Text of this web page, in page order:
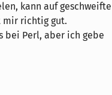
kann auf geschweifte
mir richtig gut.
bei Perl, aber ich gebe